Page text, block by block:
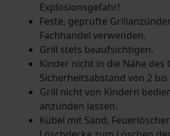
Explosionsgefahr!
Feste, geprüfte
Fachhandel verwenden.
Grill stets beaufsichtigen.
Kinder nicht in die Nähe des
Sicherheitsabstand von 2
Grill nicht von Kindern
anzünden lassen.
Kübel mit Sand,